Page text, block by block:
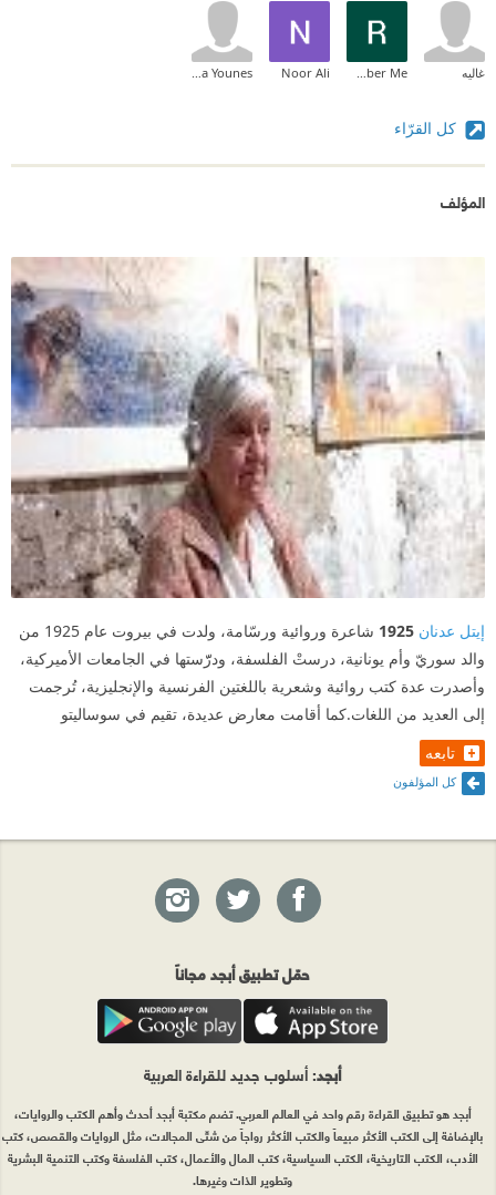
غاليه Noor Ali
كل القرّاء
المؤلف
إيتل عدنان 1925
شاعرة وروائية ورسّامة، ولدت في بيروت عام 1925 من
والد سوريّ وأم يونانية، درستْ الفلسفة، ودرّّستها في الجامعات الأميركية،
وأصدرت عدة كتب روائية وشعرية باللغتين الفرنسية والإنجليزية، تُرجمت
إلى العديد من اللغات.كما أقامت معارض عديدة، تقيم في سوساليتو
تابعه
كل المؤلفون
حمّل تطبيق أبجد مجاناً
أبجد: أسلوب جديد للقراءة العربية
أبجد هو تطبيق القراءة رقم واحد في العالم العربي. تضم مكتبة أبجد أحدث وأهم الكتب والروايات،
بالإضافة إلى الكتب الأكثر مبيعاً والكتب الأكثر رواجاً من شتّى المجالات، مثل الروايات والقصص، كتب
الأدب، الكتب التاريخية، الكتب السياسية، كتب المال والأعمال، كتب الفلسفة وكتب التنمية البشرية
وتطوير الذات وغيرها.